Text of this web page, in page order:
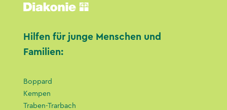
Hilfen für junge Menschen und
Familien:
Boppard
Kempen
Traben-Trarbach